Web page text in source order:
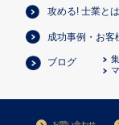
攻める! 士業とは
成功事例・お客
ブログ